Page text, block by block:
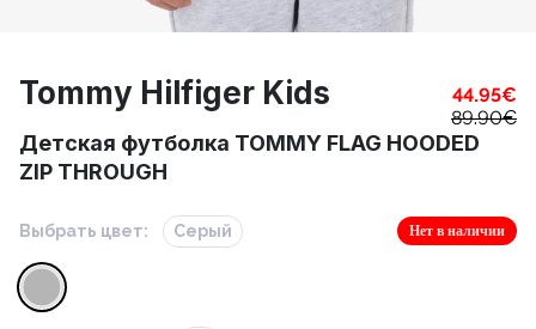
Tommy Hilfiger Kids 44.95€
89.90€
Детская футболка TOMMY FLAG HOODED
ZIP THROUGH
Выбрать цвет: Серый Нет в наличии